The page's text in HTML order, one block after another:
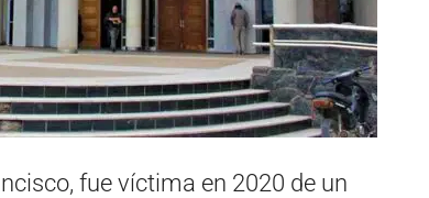
fue víctima en 2020 de un